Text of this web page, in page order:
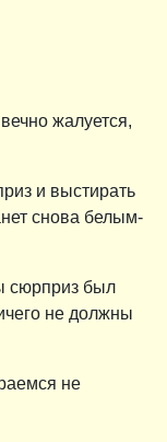
жалуется,
и выстирать
снова белым-
сюрприз был
не должны
не